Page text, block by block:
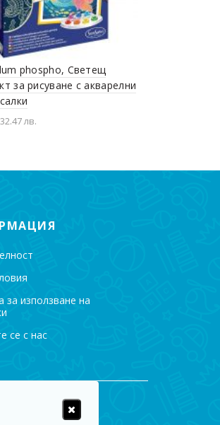
phospho, Светещ
за рисуване с акварелни
лв.
за използване на
се с нас